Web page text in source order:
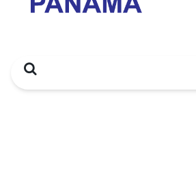
Search